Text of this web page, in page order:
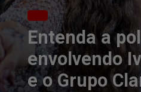
Entenda a
envolvendo
e o Grupo